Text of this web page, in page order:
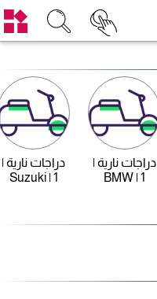
دراجات نارية |
BMW | 1
دراجات نارية |
Suzuki | 1